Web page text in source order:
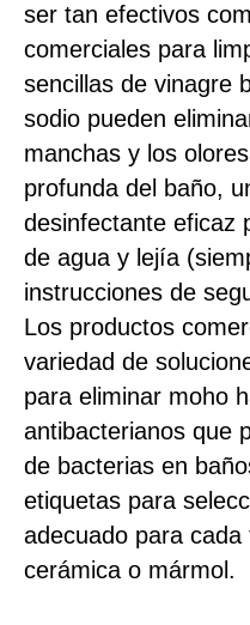
ser tan efectivos
comerciales para
sencillas de vinagre
sodio pueden
manchas y los
profunda del baño,
desinfectante eficaz
de agua y lejía
instrucciones de
Los productos
variedad de
para eliminar moho
antibacterianos que
de bacterias en
etiquetas para
adecuado para
cerámica o mármol.